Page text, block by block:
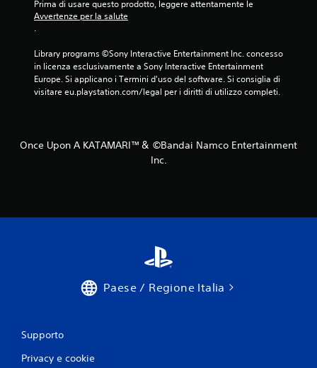
Prima di usare questo prodotto, leggere attentamente le
Avvertenze per la salute
.
Library programs ©Sony Interactive Entertainment Inc. concesso
in licenza esclusivamente a Sony Interactive Entertainment
Europe. Si applicano i Termini d'uso del software. Si consiglia di
visitare eu.playstation.com/legal per i diritti di utilizzo completi.
Once Upon A KATAMARI™＆ ©Bandai Namco Entertainment
Inc.
Paese / Regione Italia
Supporto
Privacy e cookie